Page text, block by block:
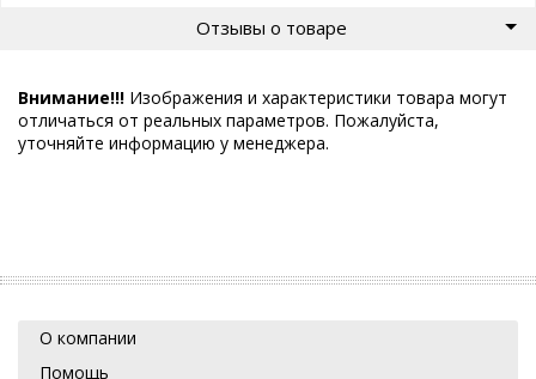
Отзывы о товаре
Внимание!!! Изображения и характеристики товара могут
отличаться от реальных параметров. Пожалуйста,
уточняйте информацию у менеджера.
О компании
Помощь